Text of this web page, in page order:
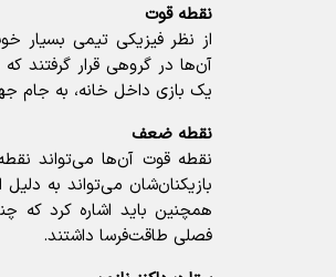
نقطه قوت
از نظر فیزیکی تیمی بسیار
آن‌ها در گروهی قرار گرفتند
یک بازی داخل خانه، به جام
نقطه ضعف
نقطه قوت آن‌ها می‌تواند
بازیکنان‌شان می‌تواند به
همچنین باید اشاره کرد که
فصلی طاقت‌فرسا داشتند.